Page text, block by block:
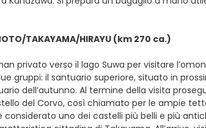
TAKAYAMA/HIRAYU (km 270 ca.)
privato verso il lago Suwa per visitare
gruppi: il santuario superiore, situato in
dell’autunno. Al termine della visita
del Corvo, così chiamato per le ampie
considerato uno dei castelli più belli e più